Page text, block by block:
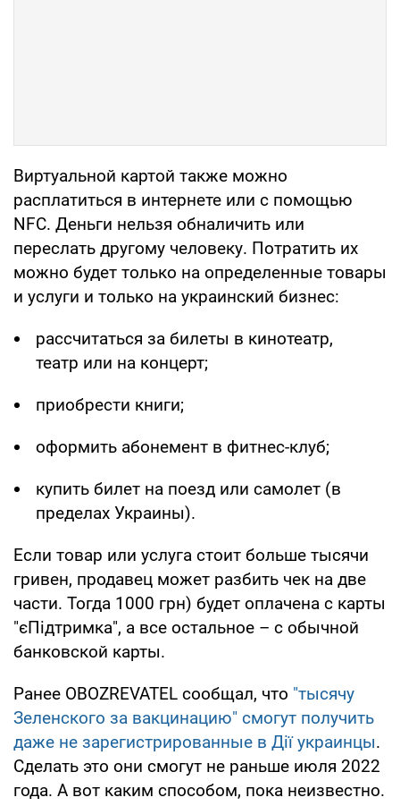
Виртуальной картой также можно
расплатиться в интернете или с помощью
NFC. Деньги нельзя обналичить или
переслать другому человеку. Потратить их
можно будет только на определенные товары
и услуги и только на украинский бизнес:
рассчитаться за билеты в кинотеатр,
театр или на концерт;
приобрести книги;
оформить абонемент в фитнес-клуб;
купить билет на поезд или самолет (в
пределах Украины).
Если товар или услуга стоит больше тысячи
гривен, продавец может разбить чек на две
части. Тогда 1000 грн) будет оплачена с карты
"єПідтримка", а все остальное – с обычной
банковской карты.
Ранее OBOZREVATEL сообщал, что "тысячу
Зеленского за вакцинацию" смогут получить
даже не зарегистрированные в Дії украинцы.
Сделать это они смогут не раньше июля 2022
года. А вот каким способом, пока неизвестно.